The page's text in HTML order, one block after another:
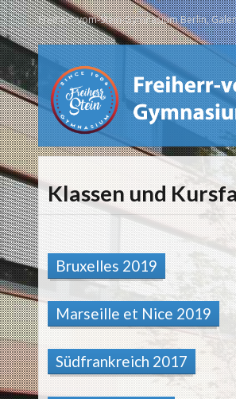
Freiherr-vom-Stein-Gymnasium Berlin,
Klassen und
Bruxelles 2019
Marseille et Nice 2019
Südfrankreich 2017